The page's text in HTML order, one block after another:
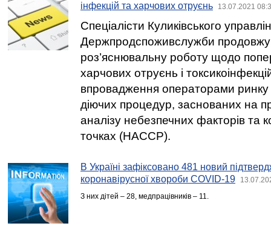
інфекцій та харчових отруєнь
13.07.2021
Спеціалісти Куликівського
Держпродспоживслужби
роз’яснювальну роботу щодо
харчових отруєнь і
впровадження операторами ринку
діючих процедур, заснованих на
аналізу небезпечних факторів та
точках (НАССР).
В Україні зафіксовано 481 новий
коронавірусної хвороби COVID-19
З них дітей – 28, медпрацівників – 11.